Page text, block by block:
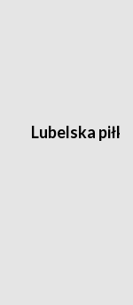
Lubelska piłka